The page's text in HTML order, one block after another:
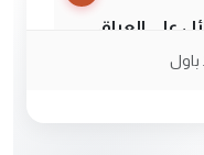
على العراق
في العتباتباول